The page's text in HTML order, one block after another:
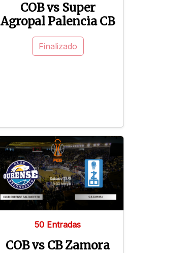
COB vs Super
Agropal Palencia CB
Finalizado
50 Entradas
COB vs CB Zamora